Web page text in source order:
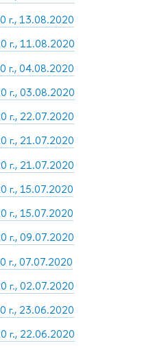
г., 13.08.2020
г., 11.08.2020
г., 04.08.2020
г., 03.08.2020
г., 22.07.2020
г., 21.07.2020
г., 21.07.2020
г., 15.07.2020
г., 15.07.2020
г., 09.07.2020
г., 07.07.2020
г., 02.07.2020
г., 23.06.2020
г., 22.06.2020